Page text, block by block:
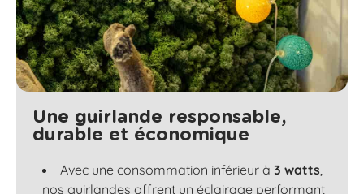
Une guirlande responsable,
durable et économique
Avec une consommation inférieur à 3 watts
nos guirlandes offrent un éclairage performant